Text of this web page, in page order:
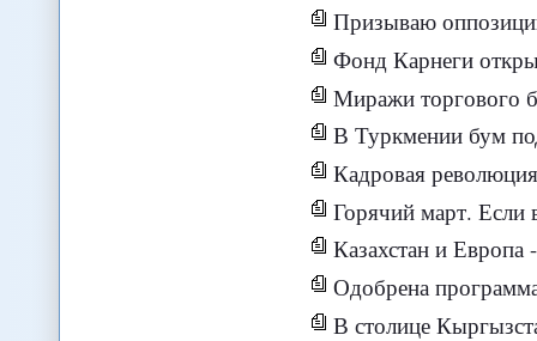
Призываю оппозицию и
Фонд Карнеги
Миражи торгового
В Туркмении бум
Кадровая
Горячий март. Если
Казахстан и Европа
Одобрена программа
В столице Кыргызстана